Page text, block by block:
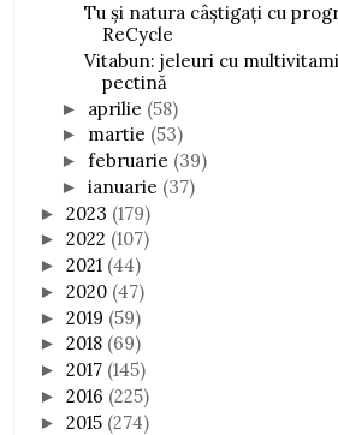
Tu și natura câștigați cu
ReCycle
Vitabun: jeleuri cu
pectină
► aprilie (58)
► martie (53)
►februarie (39)
►ianuarie (37)
►2023 (179)
►2022 (107)
►2021 (44)
►2020 (47)
►2019 (59)
►2018 (69)
►2017 (145)
►2016 (225)
►2015 (274)